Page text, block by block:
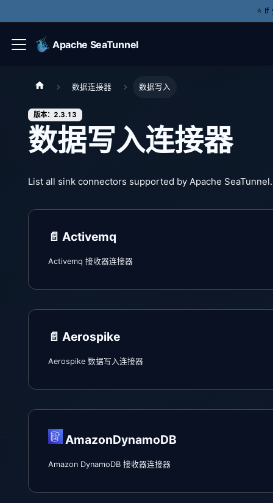
⭐️
Apache SeaTunnel
数据连接器 数据写入
版本：2.3.13
数据写入连接器
List all sink connectors supported by Apache SeaTunnel.
📄️ Activemq
Activemq 接收器连接器
📄️ Aerospike
Aerospike 数据写入连接器
AmazonDynamoDB
Amazon DynamoDB 接收器连接器